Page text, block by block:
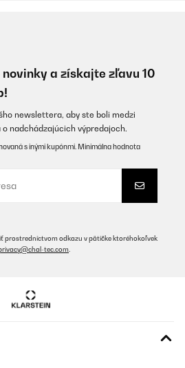
a získajte zľavu 10
newslettera, aby ste boli medzi
nadchádzajúcich výpredajoch.
s inými kupónmi. Minimálna hodnota
prostredníctvom odkazu v pätičke ktoréhokoľvek
tec.com